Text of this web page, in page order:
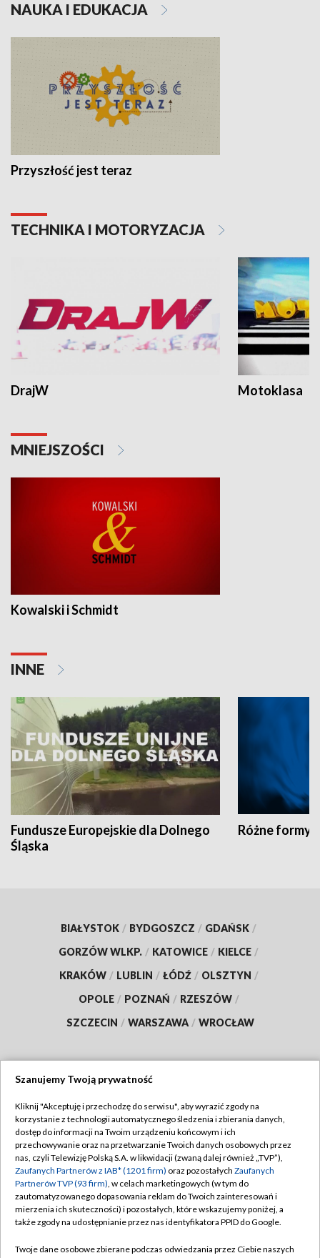
NAUKA I EDUKACJA
Przyszłość jest teraz
TECHNIKA I MOTORYZACJA
DrajW Motoklasa
MNIEJSZOŚCI
Kowalski i Schmidt
INNE
Fundusze Europejskie dla Dolnego
Śląska
Różne formy
BIAŁYSTOK / BYDGOSZCZ / GDAŃSK /
GORZÓW WLKP. / KATOWICE / KIELCE /
KRAKÓW / LUBLIN / ŁÓDŹ / OLSZTYN /
OPOLE / POZNAŃ / RZESZÓW /
SZCZECIN / WARSZAWA / WROCŁAW
TVP
Abonament TVP
Emisja w TVP
Centrum informacji TVP
Naziemna Telewizja Cyfrowa
Regulamin TVP
Polityka prywatności
Moje zgody
Pomoc
Szanujemy Twoją prywatność
Kliknij "Akceptuję i przechodzę do serwisu", aby wyrazić zgody na
korzystanie z technologii automatycznego śledzenia i zbierania danych,
dostęp do informacji na Twoim urządzeniu końcowym i ich
przechowywanie oraz na przetwarzanie Twoich danych osobowych przez
nas, czyli Telewizję Polską S.A. w likwidacji (zwaną dalej również „TVP”),
Zaufanych Partnerów z IAB* (1201 firm) oraz pozostałych Zaufanych
Partnerów TVP (93 firm), w celach marketingowych (w tym do
zautomatyzowanego dopasowania reklam do Twoich zainteresowań i
mierzenia ich skuteczności) i pozostałych, które wskazujemy poniżej, a
także zgody na udostępnianie przez nas identyfikatora PPID do Google.
Twoje dane osobowe zbierane podczas odwiedzania przez Ciebie naszych